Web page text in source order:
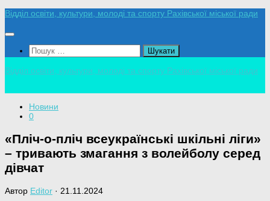
Skip
content
Відділ освіти, культури, молоді та спорту Рахівської міської ради
Пошук:
Відділ освіти, культури, молоді та спорту Рахівської міської ради
Новини
0
«Пліч-о-пліч всеукраїнські шкільні ліги»
– тривають змагання з волейболу серед
дівчат
Автор Editor · 21.11.2024